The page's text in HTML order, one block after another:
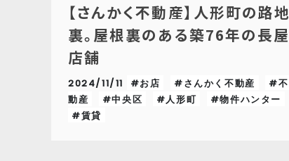
【さんかく不動産】人形町の路地
裏。屋根裏のある築76年の長屋
店舗
2024/11/11 #お店 #さんかく不動産
#不
動産
#中央区 #人形町
#物件ハンター
#賃貸